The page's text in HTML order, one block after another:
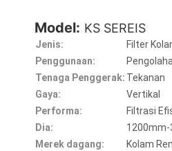
Model: KS SEREIS
Jenis:
Filter
Penggunaan:
Tenaga Penggerak: Tekanan
Gaya:
Vertikal
Performa:
Filtrasi
Dia:
Merek dagang:
Kolam